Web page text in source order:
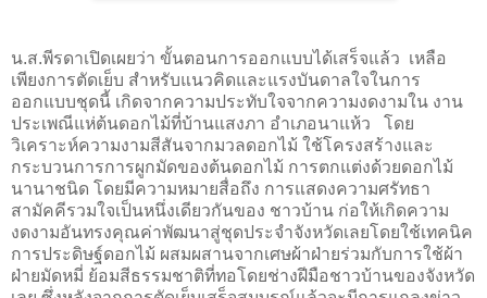
น.ส.พีรดาเปิดเผยว่า ขั้นตอนการออกแบบได้เสร็จแล้ว เหลือ
เพียงการตัดเย็บ สำหรับแนวคิดและแรงบันดาลใจในการ
ออกแบบชุดนี้ เกิดจากความประทับใจจากความงดงามใน งาน
ประเพณีแห่ต้นดอกไม้ที่บ้านแสงภา อําเภอนาแห้ว
โดย
วิเคราะห์ความงามสีสันจากมวลดอกไม้ ใช้โครงสร้างและ
กระบวนการการผูกมัดของต้นดอกไม้ การตกแต่งด้วยดอกไม้
นานาชนิด โดยมีความหมายสื่อถึง การแสดงความศรัทธา
สามัคคีรวมใจเป็นหนึ่งเดียวกันของ ชาวบ้าน ก่อให้เกิดความ
งดงามอันทรงคุณค่าพัฒนาสู่ชุดประจําจังหวัดเลยโดยใช้เทคนิค
การประดิษฐ์ดอกไม้ ผสมผสานจากเศษผ้าฝ่ายร่วมกับการใช้ผ้า
ฝ่ายมัดหมี่ ย้อมสีธรรมชาติที่ทอโดยช่างฝีมือชาวบ้านของจังหวัด